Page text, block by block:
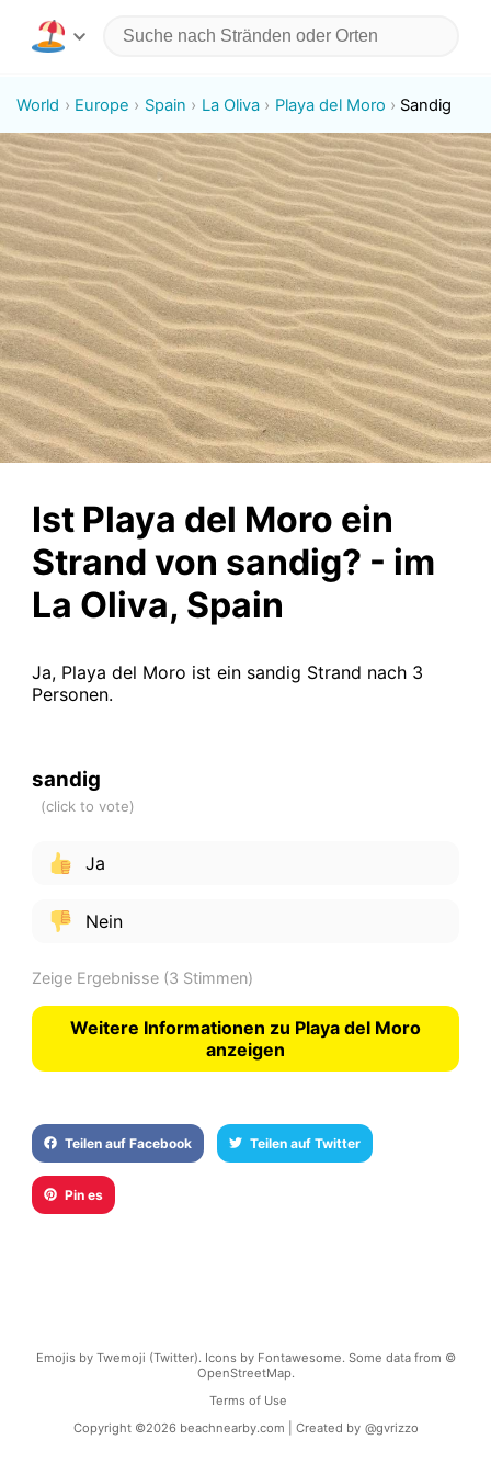
World Europe Spain La Oliva Playa del Moro Sandig
Ist Playa del Moro ein
Strand von sandig? - im
La Oliva, Spain
Ja, Playa del Moro ist ein sandig Strand nach 3
Personen.
sandig
Ja
Nein
Zeige Ergebnisse(3 Stimmen)
Weitere Informationen zu Playa del Moro
anzeigen
Teilen auf Facebook Teilen auf Twitter
Pin es
Emojis by Twemoji (Twitter). Icons by Fontawesome. Some data from ©
OpenStreetMap.
Terms of Use
Copyright ©2026 beachnearby.com | Created by @gvrizzo